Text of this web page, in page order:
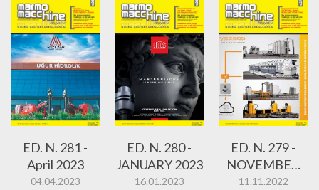
ED. N. 281 -
April 2023
04.04.2023
ED. N. 280 -
JANUARY 2023
16.01.2023
ED. N. 279 -
NOVEMBER
2022
11.11.2022